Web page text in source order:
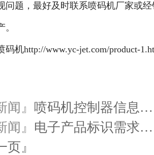
问题，最好及时联系喷码机厂家或
码机http://www.yc-jet.com/product-
闻』 喷码机控制器信息…
闻』 电子产品标识需求…
页』